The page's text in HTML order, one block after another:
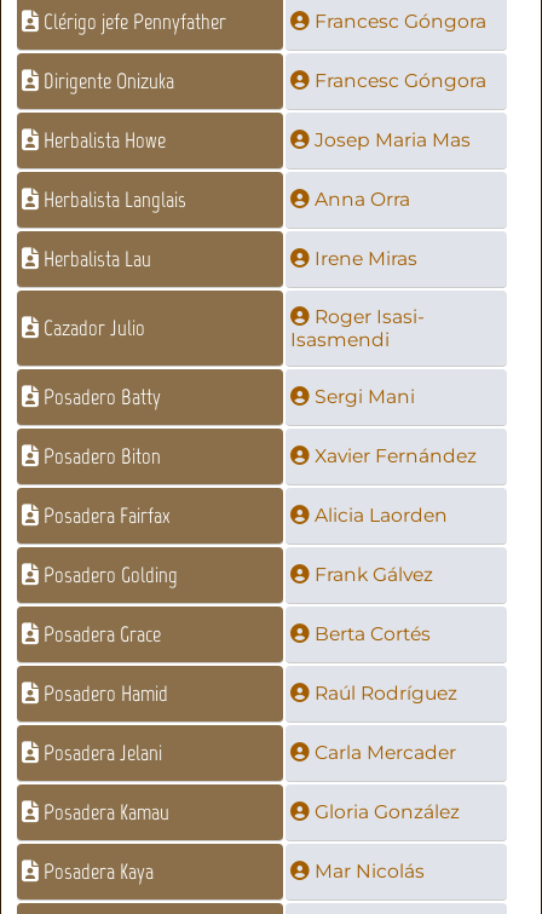
Clérigo jefe Pennyfather Francesc Góngora
Dirigente Onizuka Francesc Góngora
Herbalista Howe Josep Maria Mas
Herbalista Langlais Anna Orra
Herbalista Lau Irene Miras
Cazador Julio
Roger Isasi-
Isasmendi
Posadero Batty Sergi Mani
Posadero Biton Xavier Fernández
Posadera Fairfax Alicia Laorden
Posadero Golding Frank Gálvez
Posadera Grace Berta Cortés
Posadero Hamid Raúl Rodríguez
Posadera Jelani Carla Mercader
Posadera Kamau Gloria González
Posadera Kaya Mar Nicolás